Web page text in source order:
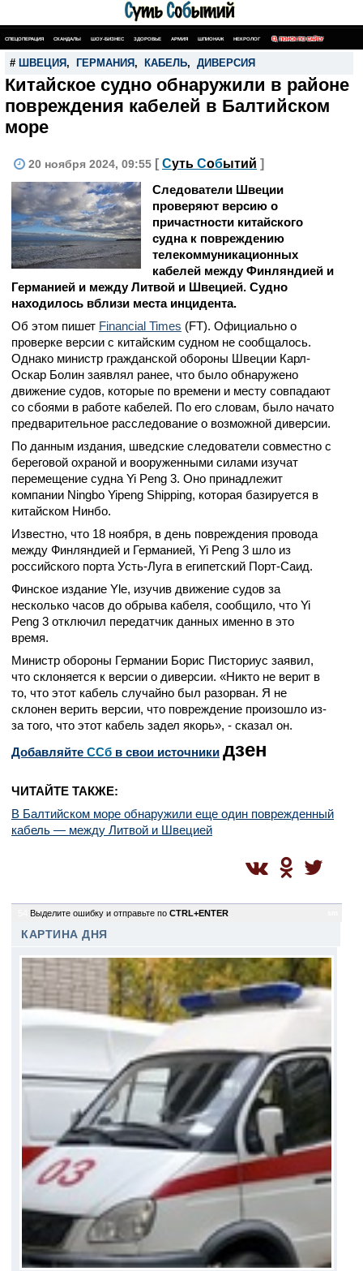
СПЕЦОПЕРАЦИЯ СКАНДАЛЫ ШОУ-БИЗНЕС ЗДОРОВЬЕ АРМИЯ ШПИОНАЖ НЕКРОЛОГ ПОИСК ПО САЙТУ
# ШВЕЦИЯ , ГЕРМАНИЯ , КАБЕЛЬ, ДИВЕРСИЯ
Китайское судно обнаружили в районе
повреждения кабелей в Балтийском
море
20 ноября 2024, 09:55 [ Суть Событий ]
Следователи Швеции
проверяют версию о
причастности китайского
судна к повреждению
телекоммуникационных
кабелей между Финляндией и
Германией и между Литвой и Швецией. Судно
находилось вблизи места инцидента.
Об этом пишет Financial Times (FT). Официально о
проверке версии с китайским судном не сообщалось.
Однако министр гражданской обороны Швеции Карл-
Оскар Болин заявлял ранее, что было обнаружено
движение судов, которые по времени и месту совпадают
со сбоями в работе кабелей. По его словам, было начато
предварительное расследование о возможной диверсии.
По данным издания, шведские следователи совместно с
береговой охраной и вооруженными силами изучат
перемещение судна Yi Peng 3. Оно принадлежит
компании Ningbo Yipeng Shipping, которая базируется в
китайском Нинбо.
Известно, что 18 ноября, в день повреждения провода
между Финляндией и Германией, Yi Peng 3 шло из
российского порта Усть-Луга в египетский Порт-Саид.
Финское издание Yle, изучив движение судов за
несколько часов до обрыва кабеля, сообщило, что Yi
Peng 3 отключил передатчик данных именно в это
время.
Министр обороны Германии Борис Писториус заявил,
что склоняется к версии о диверсии. «Никто не верит в
то, что этот кабель случайно был разорван. Я не
склонен верить версии, что повреждение произошло из-
за того, что этот кабель задел якорь», - сказал он.
Добавляйте CСб в свои источники дзен
ЧИТАЙТЕ ТАКЖЕ:
В Балтийском море обнаружили еще один поврежденный
кабель — между Литвой и Швецией
Выделите ошибку и отправьте по CTRL+ENTER
КАРТИНА ДНЯ